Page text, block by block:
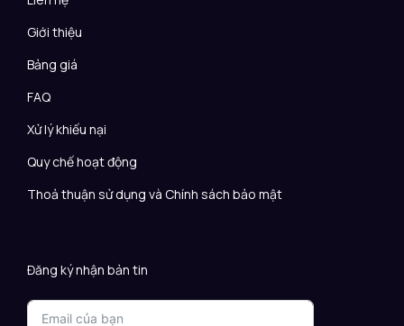
Giới thiệu
Bảng giá
FAQ
Xử lý khiếu nại
Quy chế hoạt động
Thoả thuận sử dụng và Chính sách bảo mật
Đăng ký nhận bản tin